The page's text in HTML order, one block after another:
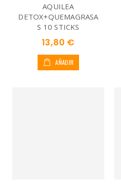
AQUILEA
DETOX+QUEMAGRASA
S 10 STICKS
13,80 €
AÑADIR